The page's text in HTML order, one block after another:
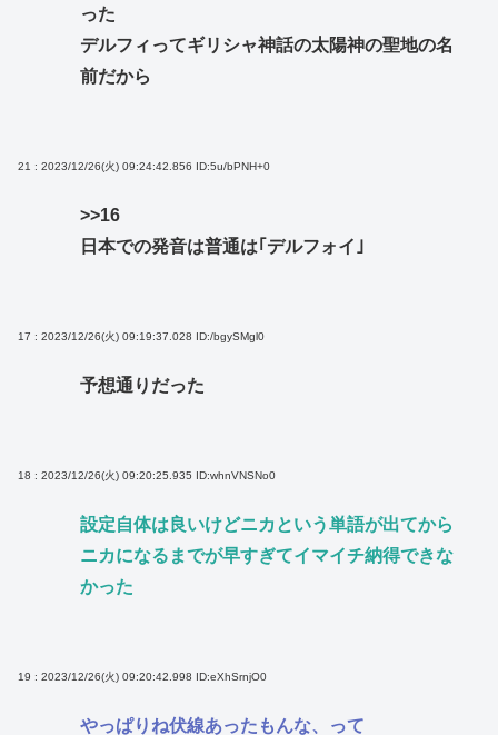
った
デルフィってギリシャ神話の太陽神の聖地の名
前だから
21 : 2023/12/26(火) 09:24:42.856 ID:5u/bPNH+0
>>16
日本での発音は普通は｢デルフォイ｣
17 : 2023/12/26(火) 09:19:37.028 ID:/bgySMgl0
予想通りだった
18 : 2023/12/26(火) 09:20:25.935 ID:whnVNSNo0
設定自体は良いけどニカという単語が出てから
ニカになるまでが早すぎてイマイチ納得できな
かった
19 : 2023/12/26(火) 09:20:42.998 ID:eXhSrnjO0
やっぱりね伏線あったもんな、って